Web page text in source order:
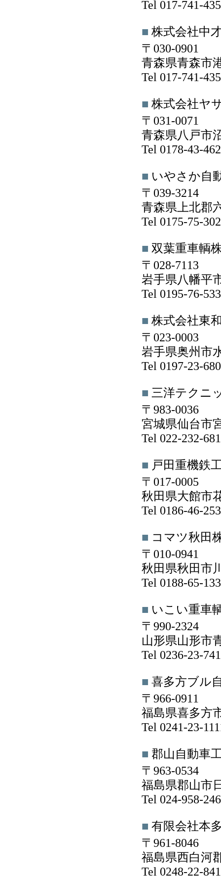
Tel 017-741-
■ 株式会社中
〒030-0901
青森県青森市
Tel 017-741-
■ 株式会社ヤ
〒031-0071
青森県八戸市
Tel 0178-43-
■ いやさか自
〒039-3214
青森県上北郡
Tel 0175-75-
■ 双葉重車輌
〒028-7113
岩手県八幡平
Tel 0195-76-
■ 株式会社東
〒023-0003
岩手県奥州市
Tel 0197-23-
■ 三洋テクニ
〒983-0036
宮城県仙台市
Tel 022-232-
■ 戸田重機鉄
〒017-0005
秋田県大館市
Tel 0186-46-
■ コマツ秋田
〒010-0941
秋田県秋田市
Tel 0188-65-
■ いこい重車
〒990-2324
山形県山形市
Tel 0236-23-
■ 喜多方ブル
〒966-0911
福島県喜多方
Tel 0241-23-
■ 郡山自動車
〒963-0534
福島県郡山市
Tel 024-958-
■ 有限会社本
〒961-8046
福島県西白河
Tel 0248-22-